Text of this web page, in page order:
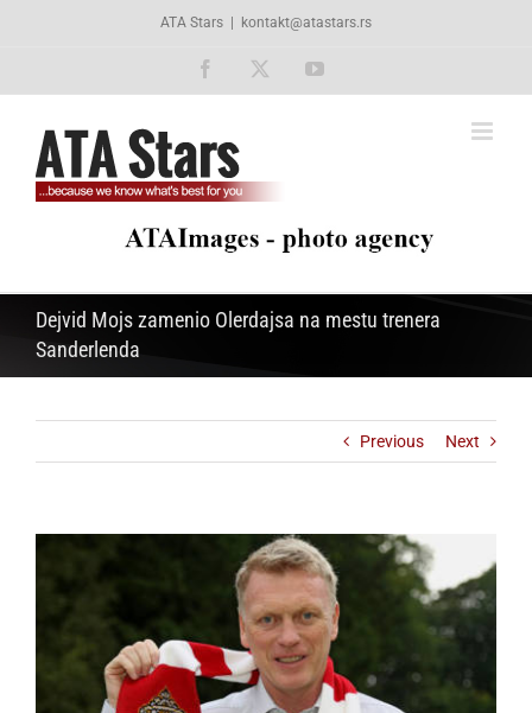
ATA Stars kontakt@atastars.rs
Facebook YouTube
Dejvid Mojs zamenio Olerdajsa na mestu trenera
Sanderlenda
Previous Next
Image